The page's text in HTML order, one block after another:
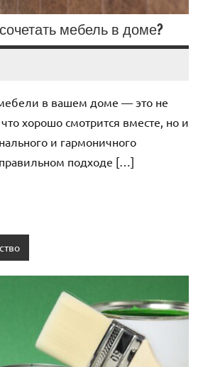
мебель в доме?
в вашем доме — это не
хорошо смотрится вместе, но и
и гармоничного
правильном подходе […]